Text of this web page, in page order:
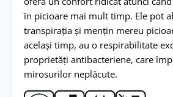
în picioare mai mult timp. Ele pot
transpirația și mențin mereu
același timp, au o respirabilitate
proprietăți antibacteriene, care
mirosurilor neplăcute.